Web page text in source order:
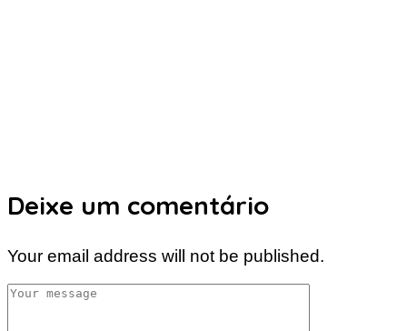
Deixe um comentário
Your email address will not be published.